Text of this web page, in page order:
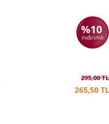
%10
indirimli
295,00 TL
265,50 TL